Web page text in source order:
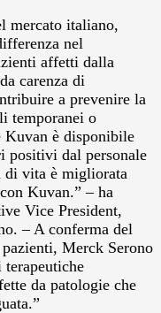
mercato italiano,
nel
affetti dalla
carenza di
a prevenire la
temporanei o
è disponibile
positivi dal personale
di vita è migliorata
Kuvan.” – ha
Vice President,
– A conferma del
Merck Serono
da patologie che